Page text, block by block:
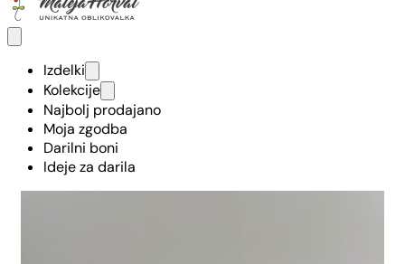
Izdelki
Kolekcije
Najbolj prodajano
Moja zgodba
Darilni boni
Ideje za darila